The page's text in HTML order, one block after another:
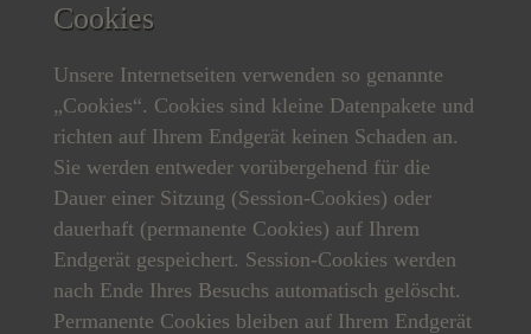
Cookies
Unsere Internetseiten verwenden so genannte
„Cookies“. Cookies sind kleine Datenpakete und
richten auf Ihrem Endgerät keinen Schaden an.
Sie werden entweder vorübergehend für die
Dauer einer Sitzung (Session-Cookies) oder
dauerhaft (permanente Cookies) auf Ihrem
Endgerät gespeichert. Session-Cookies werden
nach Ende Ihres Besuchs automatisch gelöscht.
Permanente Cookies bleiben auf Ihrem Endgerät